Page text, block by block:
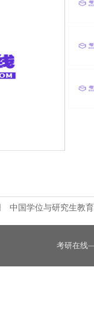
中国学位与研究生教
考研在线